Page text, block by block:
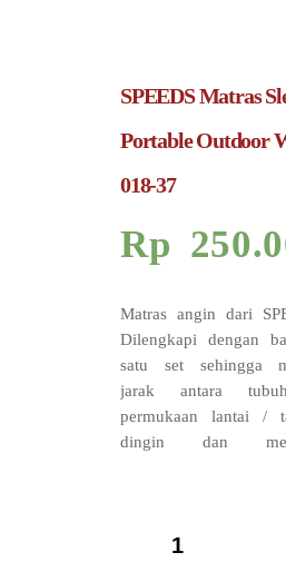
SPEEDS Matras
Portable Outdoor
018-37
Rp
Matras angin dari
Dilengkapi dengan
satu set sehingga
jarak antara
permukaan lantai /
dingin dan